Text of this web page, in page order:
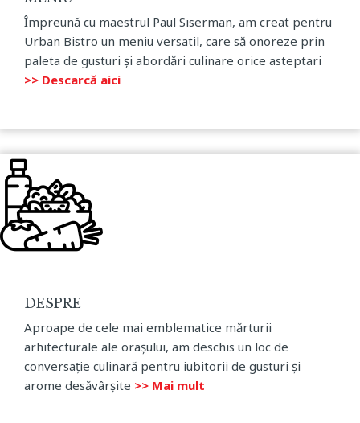
Împreună cu maestrul Paul Siserman, am creat pentru
Urban Bistro un meniu versatil, care să onoreze prin
paleta de gusturi și abordări culinare orice asteptari
>> Descarcă aici
DESPRE
Aproape de cele mai emblematice mărturii
arhitecturale ale orașului, am deschis un loc de
conversație culinară pentru iubitorii de gusturi și
arome desăvârșite >> Mai mult